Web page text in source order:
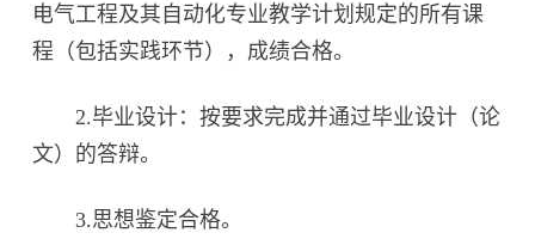
电气工程及其自动化专业教学计划规定的所有课
程（包括实践环节），成绩合格。
2.毕业设计：按要求完成并通过毕业设计（论
文）的答辩。
3.思想鉴定合格。